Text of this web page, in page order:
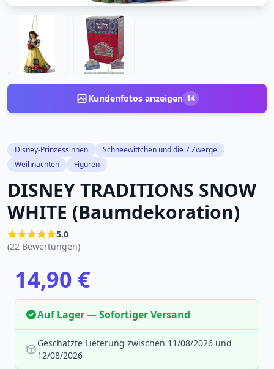
Kundenfotos anzeigen 14
Disney-Prinzessinnen
Schneewittchen und die 7 Zwerge
Weihnachten
Figuren
DISNEY TRADITIONS SNOW
WHITE (Baumdekoration)
5.0
(22 Bewertungen)
14,90 €
Auf Lager — Sofortiger Versand
Geschätzte Lieferung zwischen 11/08/2026 und
12/08/2026